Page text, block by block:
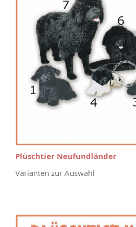
Plüschtier Neufundländer
Varianten zur Auswahl